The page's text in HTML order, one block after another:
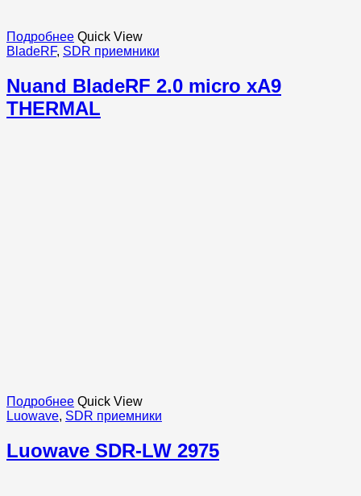
Подробнее Quick View
BladeRF, SDR приемники
Nuand BladeRF 2.0 micro xA9
THERMAL
Подробнее Quick View
Luowave, SDR приемники
Luowave SDR-LW 2975